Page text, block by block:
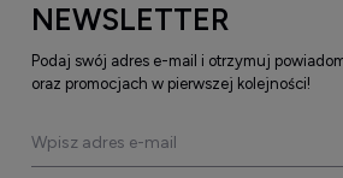
NEWSLETTER
Podaj swój adres e-mail i otrzymuj
oraz promocjach w pierwszej kolejności!